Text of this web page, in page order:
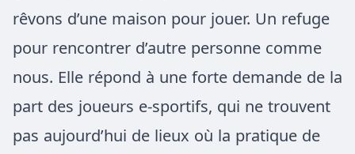
rêvons d’une maison pour jouer. Un refuge
pour rencontrer d’autre personne comme
nous. Elle répond à une forte demande de la
part des joueurs e-sportifs, qui ne trouvent
pas aujourd’hui de lieux où la pratique de